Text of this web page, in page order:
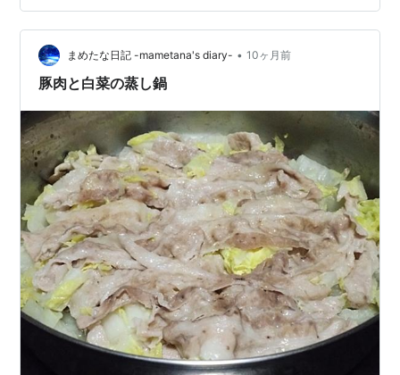
をおいて「ほんまや！」と笑い出す嫁。 りんごと「グレ
ープ」どちらにしようか？言いたかったらしい🍎🍇 真剣
な眼差しで聞いてくるのと、少し間があったのが面白く
て、 商品棚…
まめたな日記 -mametana's diary- • 10ヶ月前
豚肉と白菜の蒸し鍋